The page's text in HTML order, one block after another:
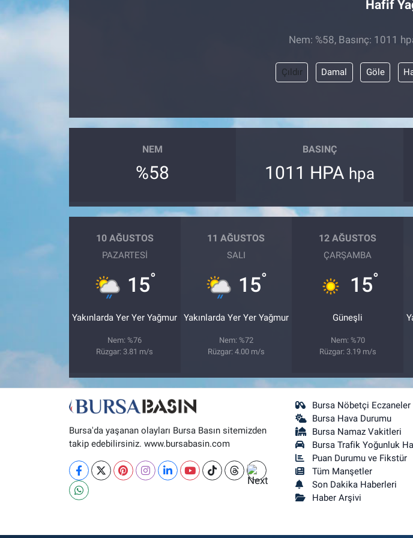
Hafif
Nem: %58, Basınç: 1011
Çıldır Damal Göle
NEM
%58
BASINÇ
1011 HPA hpa
10 AĞUSTOS
PAZARTESI
15°
Yakınlarda Yer Yer Yağmur
Nem: %76
Rüzgar: 3.81 m/s
11 AĞUSTOS
SALI
15°
Yakınlarda Yer Yer Yağmur
Nem: %72
Rüzgar: 4.00 m/s
12 AĞUSTOS
ÇARŞAMBA
15°
Güneşli
Nem: %70
Rüzgar: 3.19 m/s
Bursa'da yaşanan olayları Bursa Basın sitemizden
takip edebilirsiniz. www.bursabasin.com
Bursa Nöbetçi Eczaneler
Bursa Hava Durumu
Bursa Namaz Vakitleri
Bursa Trafik Yoğunluk
Puan Durumu ve Fikstür
Tüm Manşetler
Son Dakika Haberleri
Haber Arşivi
Nöbetçi Eczaneler